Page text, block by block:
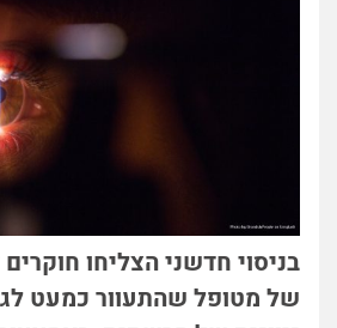
בניסוי חדשני הצליחו
של מטופל שהתעוור כמעט